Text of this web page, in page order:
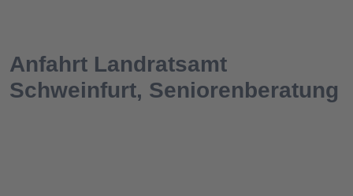
Anfahrt Landratsamt
Schweinfurt, Seniorenberatung